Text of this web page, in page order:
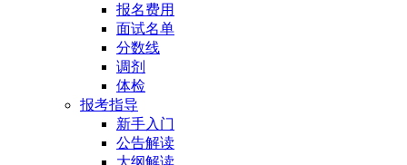
报名费用
面试名单
分数线
调剂
体检
报考指导
新手入门
公告解读
大纲解读